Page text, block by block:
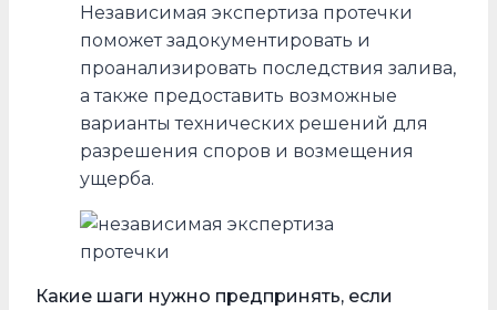
Независимая экспертиза протечки
поможет задокументировать и
проанализировать последствия залива,
а также предоставить возможные
варианты технических решений для
разрешения споров и возмещения
ущерба.
Какие шаги нужно предпринять, если